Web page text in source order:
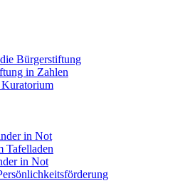
Bürgerstiftung
in Zahlen
Kuratorium
in Not
Tafelladen
in Not